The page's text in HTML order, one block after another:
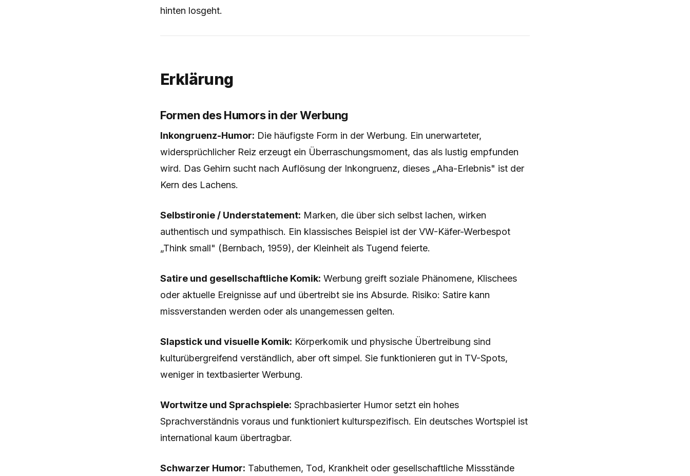
hinten losgeht.
Erklärung
Formen des Humors in der Werbung
Inkongruenz-Humor: Die häufigste Form in der Werbung. Ein unerwarteter,
widersprüchlicher Reiz erzeugt ein Überraschungsmoment, das als lustig empfunden
wird. Das Gehirn sucht nach Auflösung der Inkongruenz, dieses „Aha-Erlebnis" ist der
Kern des Lachens.
Selbstironie / Understatement: Marken, die über sich selbst lachen, wirken
authentisch und sympathisch. Ein klassisches Beispiel ist der VW-Käfer-Werbespot
„Think small" (Bernbach, 1959), der Kleinheit als Tugend feierte.
Satire und gesellschaftliche Komik: Werbung greift soziale Phänomene, Klischees
oder aktuelle Ereignisse auf und übertreibt sie ins Absurde. Risiko: Satire kann
missverstanden werden oder als unangemessen gelten.
Slapstick und visuelle Komik: Körperkomik und physische Übertreibung sind
kulturübergreifend verständlich, aber oft simpel. Sie funktionieren gut in TV-Spots,
weniger in textbasierter Werbung.
Wortwitze und Sprachspiele: Sprachbasierter Humor setzt ein hohes
Sprachverständnis voraus und funktioniert kulturspezifisch. Ein deutsches Wortspiel ist
international kaum übertragbar.
Schwarzer Humor: Tabuthemen, Tod, Krankheit oder gesellschaftliche Missstände